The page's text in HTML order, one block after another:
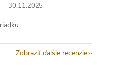
30.11.2025
Zobraziť ďalšie recenzie